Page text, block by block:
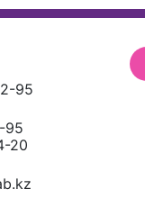
95
95
20